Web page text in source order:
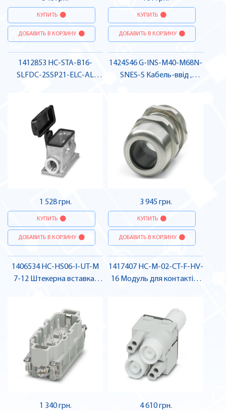
КУПИТЬ
ДОБАВИТЬ В КОРЗИНУ
КУПИТЬ
ДОБАВИТЬ В КОРЗИНУ
1412853 HC-STA-B16-
SLFDC-2SSP21-ELC-AL
1 528 грн.
КУПИТЬ
ДОБАВИТЬ В КОРЗИНУ
1424546 G-INS-M40-M68N-
SNES-S Кабель-ввід ,
3 945 грн.
КУПИТЬ
ДОБАВИТЬ В КОРЗИНУ
1406534 HC-HS06-I-UT-M
7-12 Штекерна вставка ,
1 340 грн.
1417407 HC-M-02-CT-F-HV-
16 Модуль для контактів ,
4 610 грн.